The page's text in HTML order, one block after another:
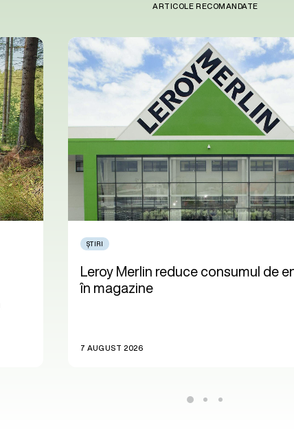
ARTICOLE RECOMANDATE
ȘTIRI
Leroy Merlin reduce consumul de
în magazine
7 AUGUST 2026